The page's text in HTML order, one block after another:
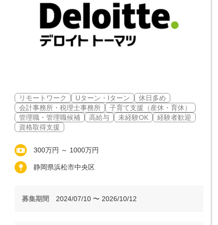
リモートワーク Uターン・Iターン
休日多め
会計事務所・税理士事務所
子育て支援（産休・育休）
管理職・管理職候補
高給与 未経験OK
経験者歓迎
資格取得支援
300万円 ～ 1000万円
静岡県浜松市中央区
募集期間 2024/07/10 〜 2026/10/12